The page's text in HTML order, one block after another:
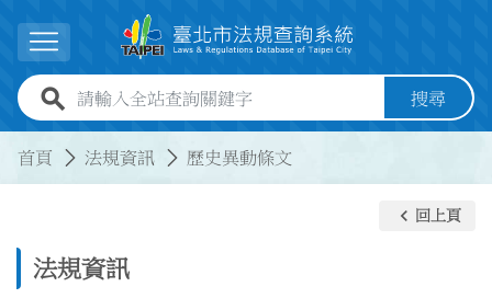
展開選單
全站查詢關鍵字欄位 搜尋
首頁 法規資訊 歷史異動條文
法規資訊
keyboard_arrow_left 回上頁